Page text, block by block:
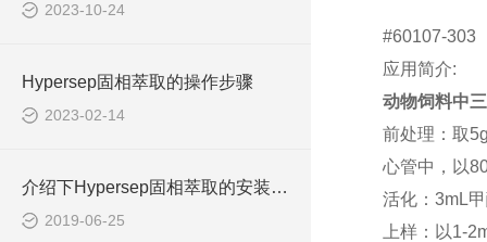
2023-10-24
Hypersep固相萃取的操作步骤
2023-02-14
介绍下Hypersep固相萃取的安装方法是什么
2019-06-25
#60107-303
应用简介:
动物饲料中
前处理：取
心管中，以
活化：3mL
上样：以1-